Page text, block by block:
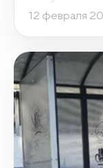
12 февраля